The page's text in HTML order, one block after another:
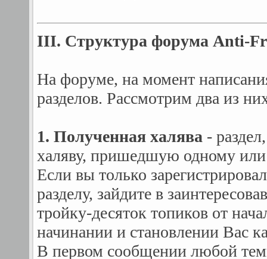
III. Структура форума Anti-
На форуме, на момент
разделов. Рассмотрим два из
1. Полученная халява -
халяву, пришедшую одному или
Если вы только
разделу, зайдите в
тройку-десяток топиков от
начинании и становлении Вас
В первом сообщении любой